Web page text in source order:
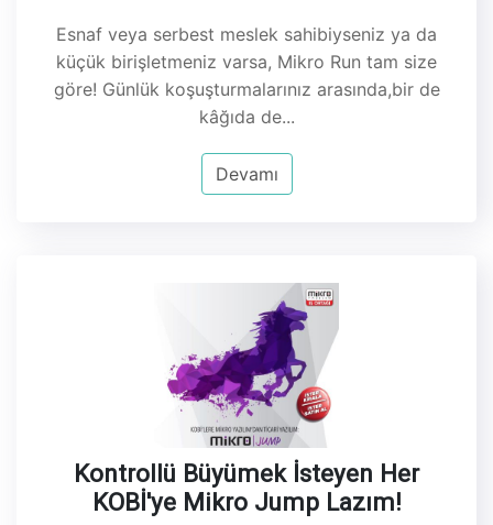
Esnaf veya serbest meslek sahibiyseniz ya da
küçük birişletmeniz varsa, Mikro Run tam size
göre! Günlük koşuşturmalarınız arasında,bir de
kâğıda de...
Devamı
Kontrollü Büyümek İsteyen Her
KOBİ'ye Mikro Jump Lazım!